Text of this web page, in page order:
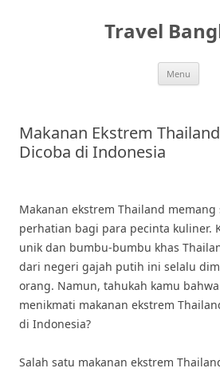
Travel
Menu
Makanan Ekstrem
Dicoba di Indonesia
Makanan ekstrem Thailand
perhatian bagi para pecinta kuliner.
unik dan bumbu-bumbu khas
dari negeri gajah putih ini selalu
orang. Namun, tahukah kamu
menikmati makanan ekstrem
di Indonesia?
Salah satu makanan ekstrem